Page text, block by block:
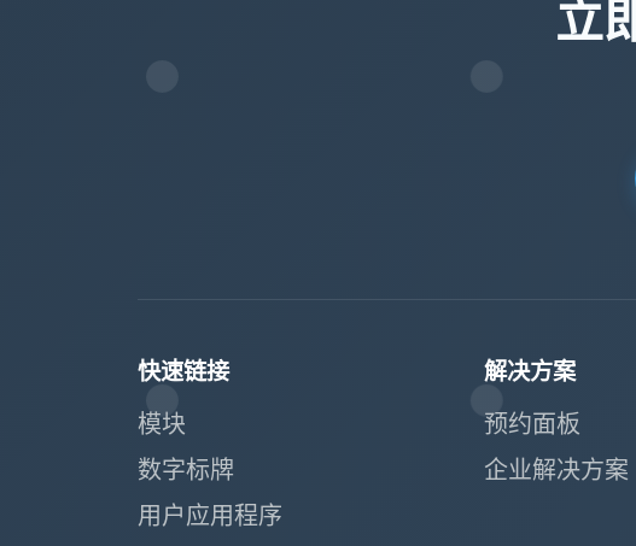
立
快速链接
模块
数字标牌
用户应用程序
解决方案
预约面板
企业解决方案